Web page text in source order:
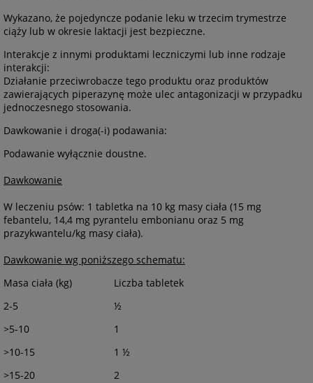
Wykazano, że pojedyncze podanie leku w trzecim trymestrze
ciąży lub w okresie laktacji jest bezpieczne.
Interakcje z innymi produktami leczniczymi lub inne rodzaje
interakcji:
Działanie przeciwrobacze tego produktu oraz produktów
zawierających piperazynę może ulec antagonizacji w przypadku
jednoczesnego stosowania.
Dawkowanie i droga(-i) podawania:
Podawanie wyłącznie doustne.
Dawkowanie
W leczeniu psów: 1 tabletka na 10 kg masy ciała (15 mg
febantelu, 14,4 mg pyrantelu embonianu oraz 5 mg
prazykwantelu/kg masy ciała).
Dawkowanie wg poniższego schematu:
Masa ciała (kg)
Liczba tabletek
2-5
½
>5-10
1
>10-15
1 ½
>15-20
2